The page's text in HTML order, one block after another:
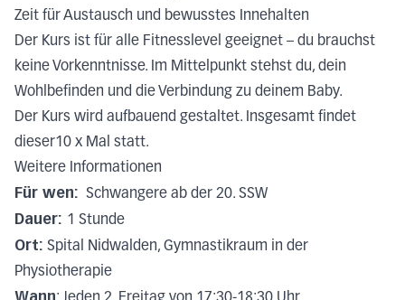
Zeit für Austausch und bewusstes Innehalten
Der Kurs ist für alle Fitnesslevel geeignet – du brauchst
keine Vorkenntnisse. Im Mittelpunkt stehst du, dein
Wohlbefinden und die Verbindung zu deinem Baby.
Der Kurs wird aufbauend gestaltet. Insgesamt findet
dieser10 x Mal statt.
Weitere Informationen
Für wen: Schwangere ab der 20. SSW
Dauer: 1 Stunde
Ort: Spital Nidwalden, Gymnastikraum in der
Physiotherapie